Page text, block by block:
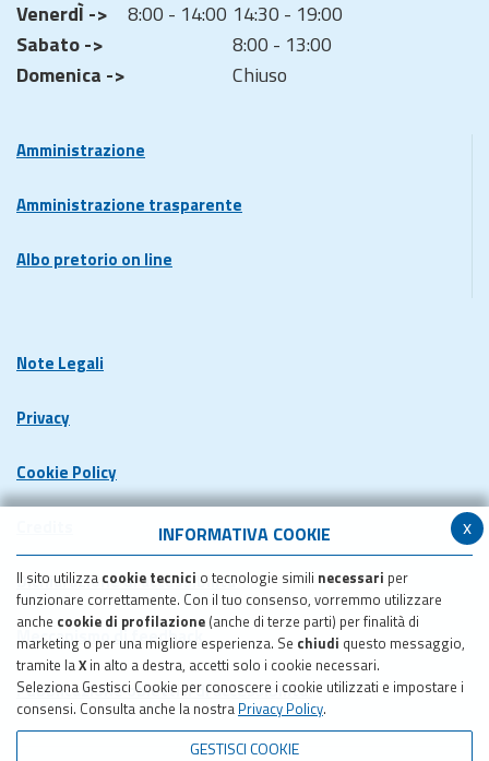
x
INFORMATIVA COOKIE
Il sito utilizza cookie tecnici o tecnologie simili necessari per
funzionare correttamente. Con il tuo consenso, vorremmo utilizzare
anche cookie di profilazione (anche di terze parti) per finalità di
marketing o per una migliore esperienza. Se chiudi questo messaggio,
tramite laX in alto a destra, accetti solo i cookie necessari.
Seleziona Gestisci Cookie per conoscere i cookie utilizzati e impostare i
consensi. Consulta anche la nostra Privacy Policy.
GESTISCI COOKIE
VenerdÌ ->
8:00 - 14:00 14:30 - 19:00
Sabato ->
8:00 - 13:00
Domenica ->
Chiuso
Amministrazione
Amministrazione trasparente
Albo pretorio on line
Note Legali
Privacy
Cookie Policy
Dichiarazione di accessibilita'
Meccanismo di feedback
Pubblicazione obiettivi di accessibilita'